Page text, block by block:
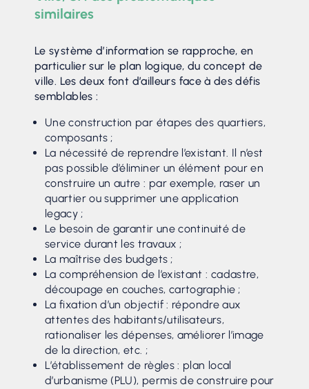
similaires
Le système d’information se rapproche, en
particulier sur le plan logique, du concept de
ville. Les deux font d’ailleurs face à des défis
semblables :
Une construction par étapes des quartiers,
composants ;
La nécessité de reprendre l’existant. Il n’est
pas possible d’éliminer un élément pour en
construire un autre : par exemple, raser un
quartier ou supprimer une application
legacy ;
Le besoin de garantir une continuité de
service durant les travaux ;
La maîtrise des budgets ;
La compréhension de l’existant : cadastre,
découpage en couches, cartographie ;
La fixation d’un objectif : répondre aux
attentes des habitants/utilisateurs,
rationaliser les dépenses, améliorer l’image
de la direction, etc. ;
L’établissement de règles : plan local
d’urbanisme (PLU), permis de construire pour